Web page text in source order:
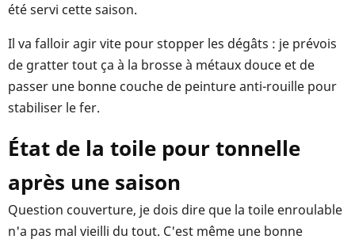
été servi cette saison.
Il va falloir agir vite pour stopper les dégâts : je prévois
de gratter tout ça à la brosse à métaux douce et de
passer une bonne couche de peinture anti-rouille pour
stabiliser le fer.
État de la toile pour tonnelle
après une saison
Question couverture, je dois dire que la toile enroulable
n'a pas mal vieilli du tout. C'est même une bonne